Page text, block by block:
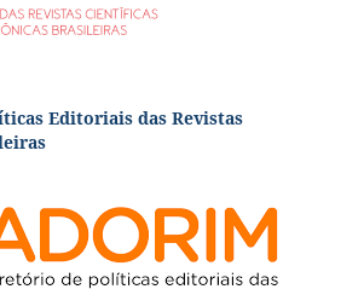
Editoriais das Revistas